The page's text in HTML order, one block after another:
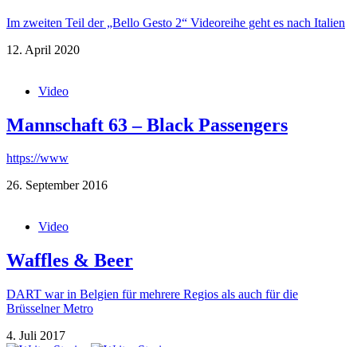
Im zweiten Teil der „Bello Gesto 2“ Videoreihe geht es nach Italien
12. April 2020
Video
Mannschaft 63 – Black Passengers
https://www
26. September 2016
Video
Waffles & Beer
DART war in Belgien für mehrere Regios als auch für die
Brüsselner Metro
4. Juli 2017